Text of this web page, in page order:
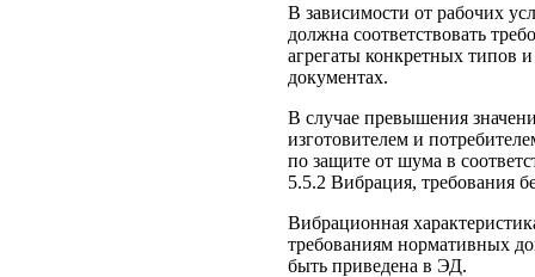
В зависимости от рабочих
должна соответствовать
агрегаты конкретных типов
документах.
В случае превышения
изготовителем и
по защите от шума в
5.5.2 Вибрация, требования
Вибрационная
требованиям нормативных
быть приведена в ЭД.